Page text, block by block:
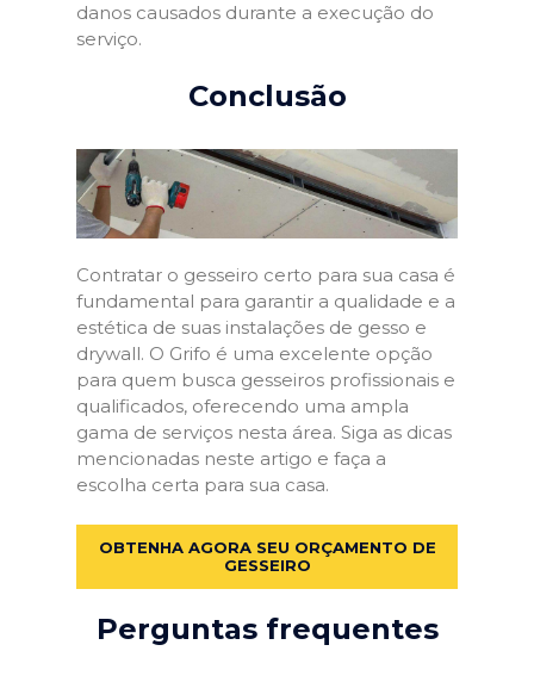
danos causados durante a execução do
serviço.
Conclusão
Contratar o gesseiro certo para sua casa é
fundamental para garantir a qualidade e a
estética de suas instalações de gesso e
drywall. O Grifo é uma excelente opção
para quem busca gesseiros profissionais e
qualificados, oferecendo uma ampla
gama de serviços nesta área. Siga as dicas
mencionadas neste artigo e faça a
escolha certa para sua casa.
OBTENHA AGORA SEU ORÇAMENTO DE
GESSEIRO
Perguntas frequentes